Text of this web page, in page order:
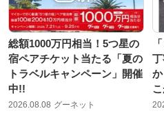
総額1000万円相当！5つ星の
宿ペアチケット当たる「夏の
トラベルキャンペーン」開催
中!!
2026.08.08 グーネット